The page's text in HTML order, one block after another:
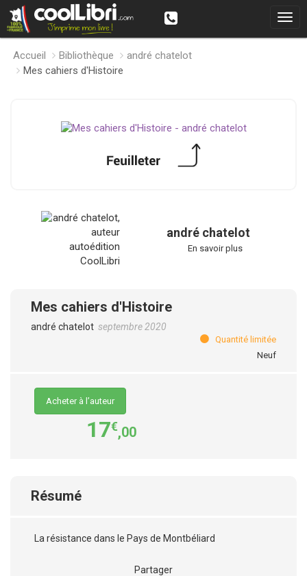
Accueil Bibliothèque
andré chatelot
Mes cahiers d'Histoire
andré chatelot
En savoir plus
Mes cahiers d'Histoire
andré chatelot septembre 2020
Quantité limitée
Neuf
Acheter à l’auteur
17€,00
Résumé
La résistance dans le Pays de Montbéliard
Partager